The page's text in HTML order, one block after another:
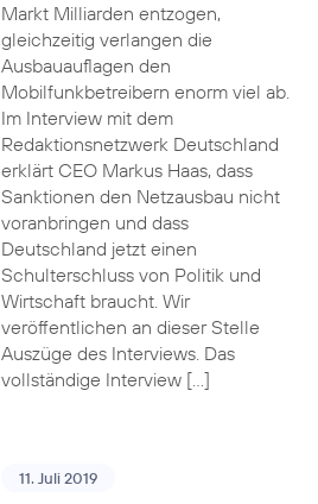
Markt Milliarden entzogen,
gleichzeitig verlangen die
Ausbauauflagen den
Mobilfunkbetreibern enorm viel ab.
Im Interview mit dem
Redaktionsnetzwerk Deutschland
erklärt CEO Markus Haas, dass
Sanktionen den Netzausbau nicht
voranbringen und dass
Deutschland jetzt einen
Schulterschluss von Politik und
Wirtschaft braucht. Wir
veröffentlichen an dieser Stelle
Auszüge des Interviews. Das
vollständige Interview […]
11. Juli 2019